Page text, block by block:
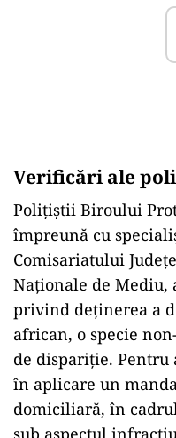
Verificări ale
Polițiștii Biroului
împreună cu
Comisariatului
Naționale de
privind deținerea a
african, o specie
de dispariție. Pentru
în aplicare un
domiciliară, în
sub aspectul